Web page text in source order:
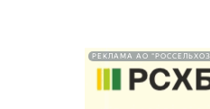
РЕКЛАМА АО